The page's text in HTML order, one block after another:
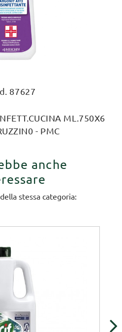
87627
ML.750X6
- PMC
anche
stessa categoria: